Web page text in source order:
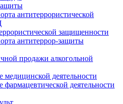
антитеррористической
защищенности
антитеррор-защиты
продажи алкогольной
медицинской деятельности
фармацевтической деятельности